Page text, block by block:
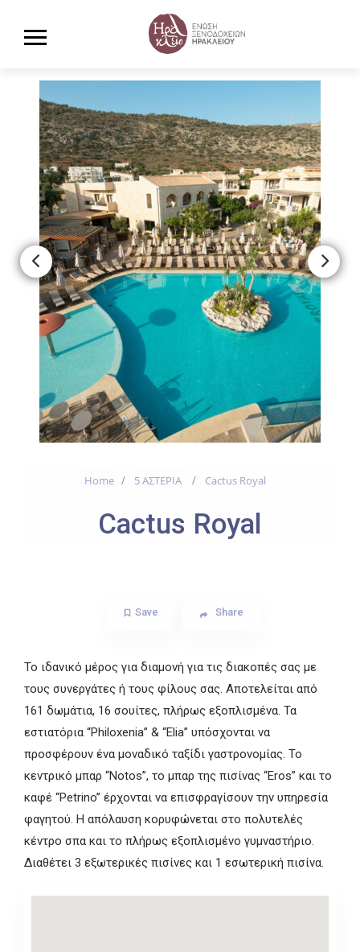
Home 5 ΑΣΤΕΡΙΑ Cactus Royal
Cactus Royal
Save Share
Το ιδανικό μέρος για διαμονή για τις διακοπές σας με
τους συνεργάτες ή τους φίλους σας. Αποτελείται από
161 δωμάτια, 16 σουίτες, πλήρως εξοπλισμένα. Τα
εστιατόρια “Philoxenia” & “Elia” υπόσχονται να
προσφέρουν ένα μοναδικό ταξίδι γαστρονομίας. Το
κεντρικό μπαρ “Notos”, το μπαρ της πισίνας “Eros” και το
καφέ “Petrino” έρχονται να επισφραγίσουν την υπηρεσία
φαγητού. Η απόλαυση κορυφώνεται στο πολυτελές
κέντρο σπα και το πλήρως εξοπλισμένο γυμναστήριο.
Διαθέτει 3 εξωτερικές πισίνες και 1 εσωτερική πισίνα.